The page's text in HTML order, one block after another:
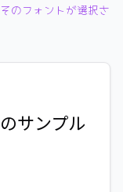
のフォントが選択さ
サンプル